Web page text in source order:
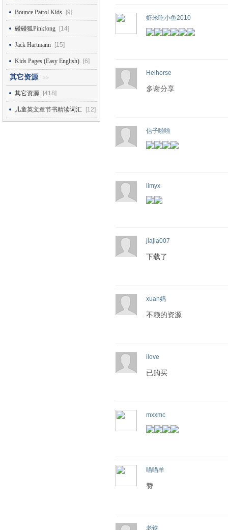
Bounce Patrol Kids [9]
碰碰狐Pinkfong [14]
Jack Hartmann [15]
Kids Pages (Easy English) [6]
其它资源 >>
其它资源 [418]
儿童英文章节书精读词汇 [12]
虾米吃小鱼2010
Heihorse
多谢分享
信子啦啦
limyx
jiajia007
下载了
xuan妈
不赖的资源
ilove
已购买
mxxmc
喵喵羊
赞
老铁